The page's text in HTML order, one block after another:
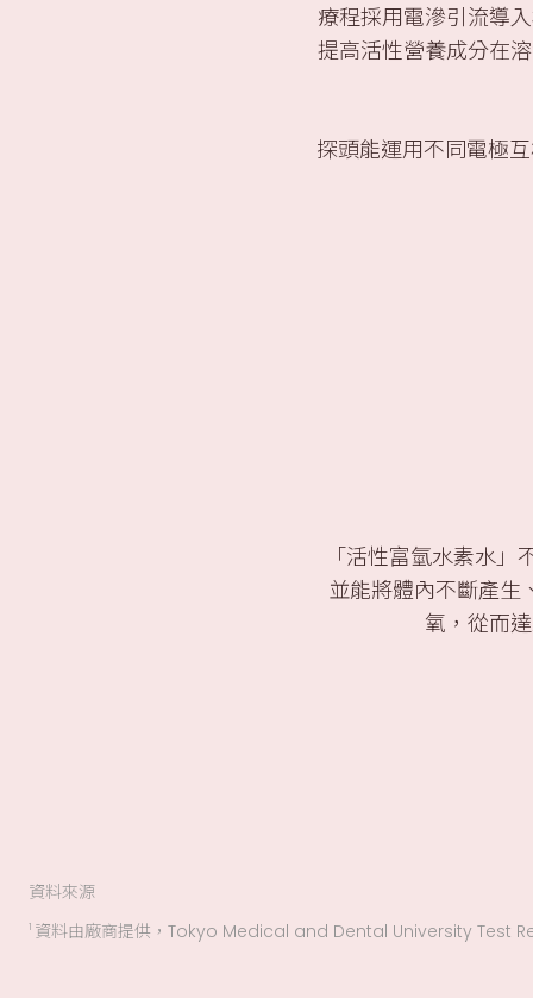
療程採用電滲引流導
提高活性營養成分在
探頭能運用不同電極
「活性富氫水素水
並能將體內不斷產生
氧，從而
資料來源
1 資料由廠商提供，Tokyo Medical and Dental University Test